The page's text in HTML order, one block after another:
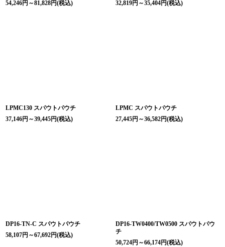
54,246円 ～81,828円(税込) 32,819円 ～35,404円(税込)
LPMC130 スパウトパウチ
37,146円 ～39,445円(税込)
LPMC スパウトパウチ
27,445円 ～36,582円(税込)
DP16-TN-C スパウトパウチ
58,107円 ～67,692円(税込)
DP16-TW0400/TW0500 スパウトパウ
チ
50,724円 ～66,174円(税込)